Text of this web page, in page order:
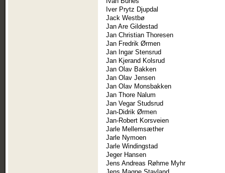
Iver Prytz Djupdal
Jack Westbø
Jan Are Gildestad
Jan Christian Thoresen
Jan Fredrik Ørmen
Jan Ingar Stensrud
Jan Kjerand Kolsrud
Jan Olav Bakken
Jan Olav Jensen
Jan Olav Monsbakken
Jan Thore Nalum
Jan Vegar Studsrud
Jan-Didrik Ørmen
Jan-Robert Korsveien
Jarle Mellemsæther
Jarle Nymoen
Jarle Windingstad
Jeger Hansen
Jens Andreas Røhme Myhr